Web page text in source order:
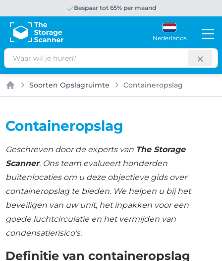
Bespaar tot 65% per maand
Nederlands
Zoeken
Home
Soorten Opslagruimte Containeropslag
Containeropslag
Geschreven door de experts van The Storage
Scanner. Ons team evalueert honderden
buitenlocaties om u deze objectieve gids over
containeropslag te bieden. We helpen u bij het
beveiligen van uw unit, het inpakken voor een
goede luchtcirculatie en het vermijden van
condensatierisico's.
Definitie van containeropslag